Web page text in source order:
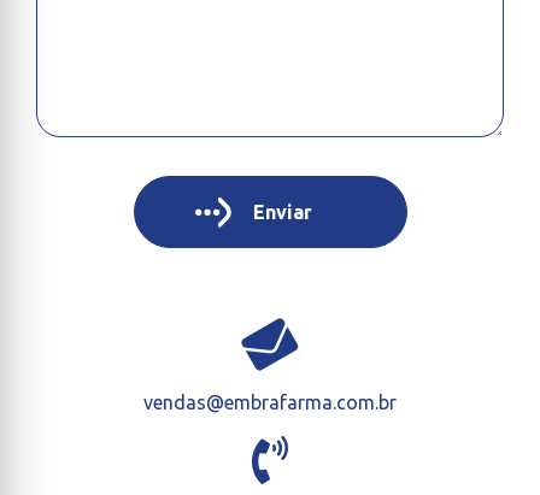
vendas@embrafarma.com.br